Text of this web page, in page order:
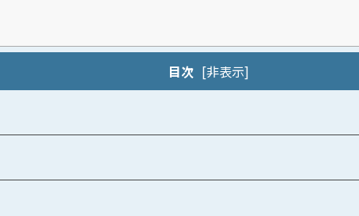
目次 [非表示]